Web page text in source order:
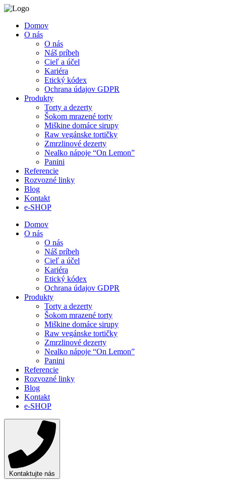
Domov
O nás
O nás
Náš príbeh
Cieľ a účel
Kariéra
Etický kódex
Ochrana údajov GDPR
Produkty
Torty a dezerty
Šokom mrazené torty
Miškine domáce sirupy
Raw vegánske tortičky
Zmrzlinové dezerty
Nealko nápoje “On Lemon”
Panini
Referencie
Rozvozné linky
Blog
Kontakt
e-SHOP
Domov
O nás
O nás
Náš príbeh
Cieľ a účel
Kariéra
Etický kódex
Ochrana údajov GDPR
Produkty
Torty a dezerty
Šokom mrazené torty
Miškine domáce sirupy
Raw vegánske tortičky
Zmrzlinové dezerty
Nealko nápoje “On Lemon”
Panini
Referencie
Rozvozné linky
Blog
Kontakt
e-SHOP
Kontaktujte nás